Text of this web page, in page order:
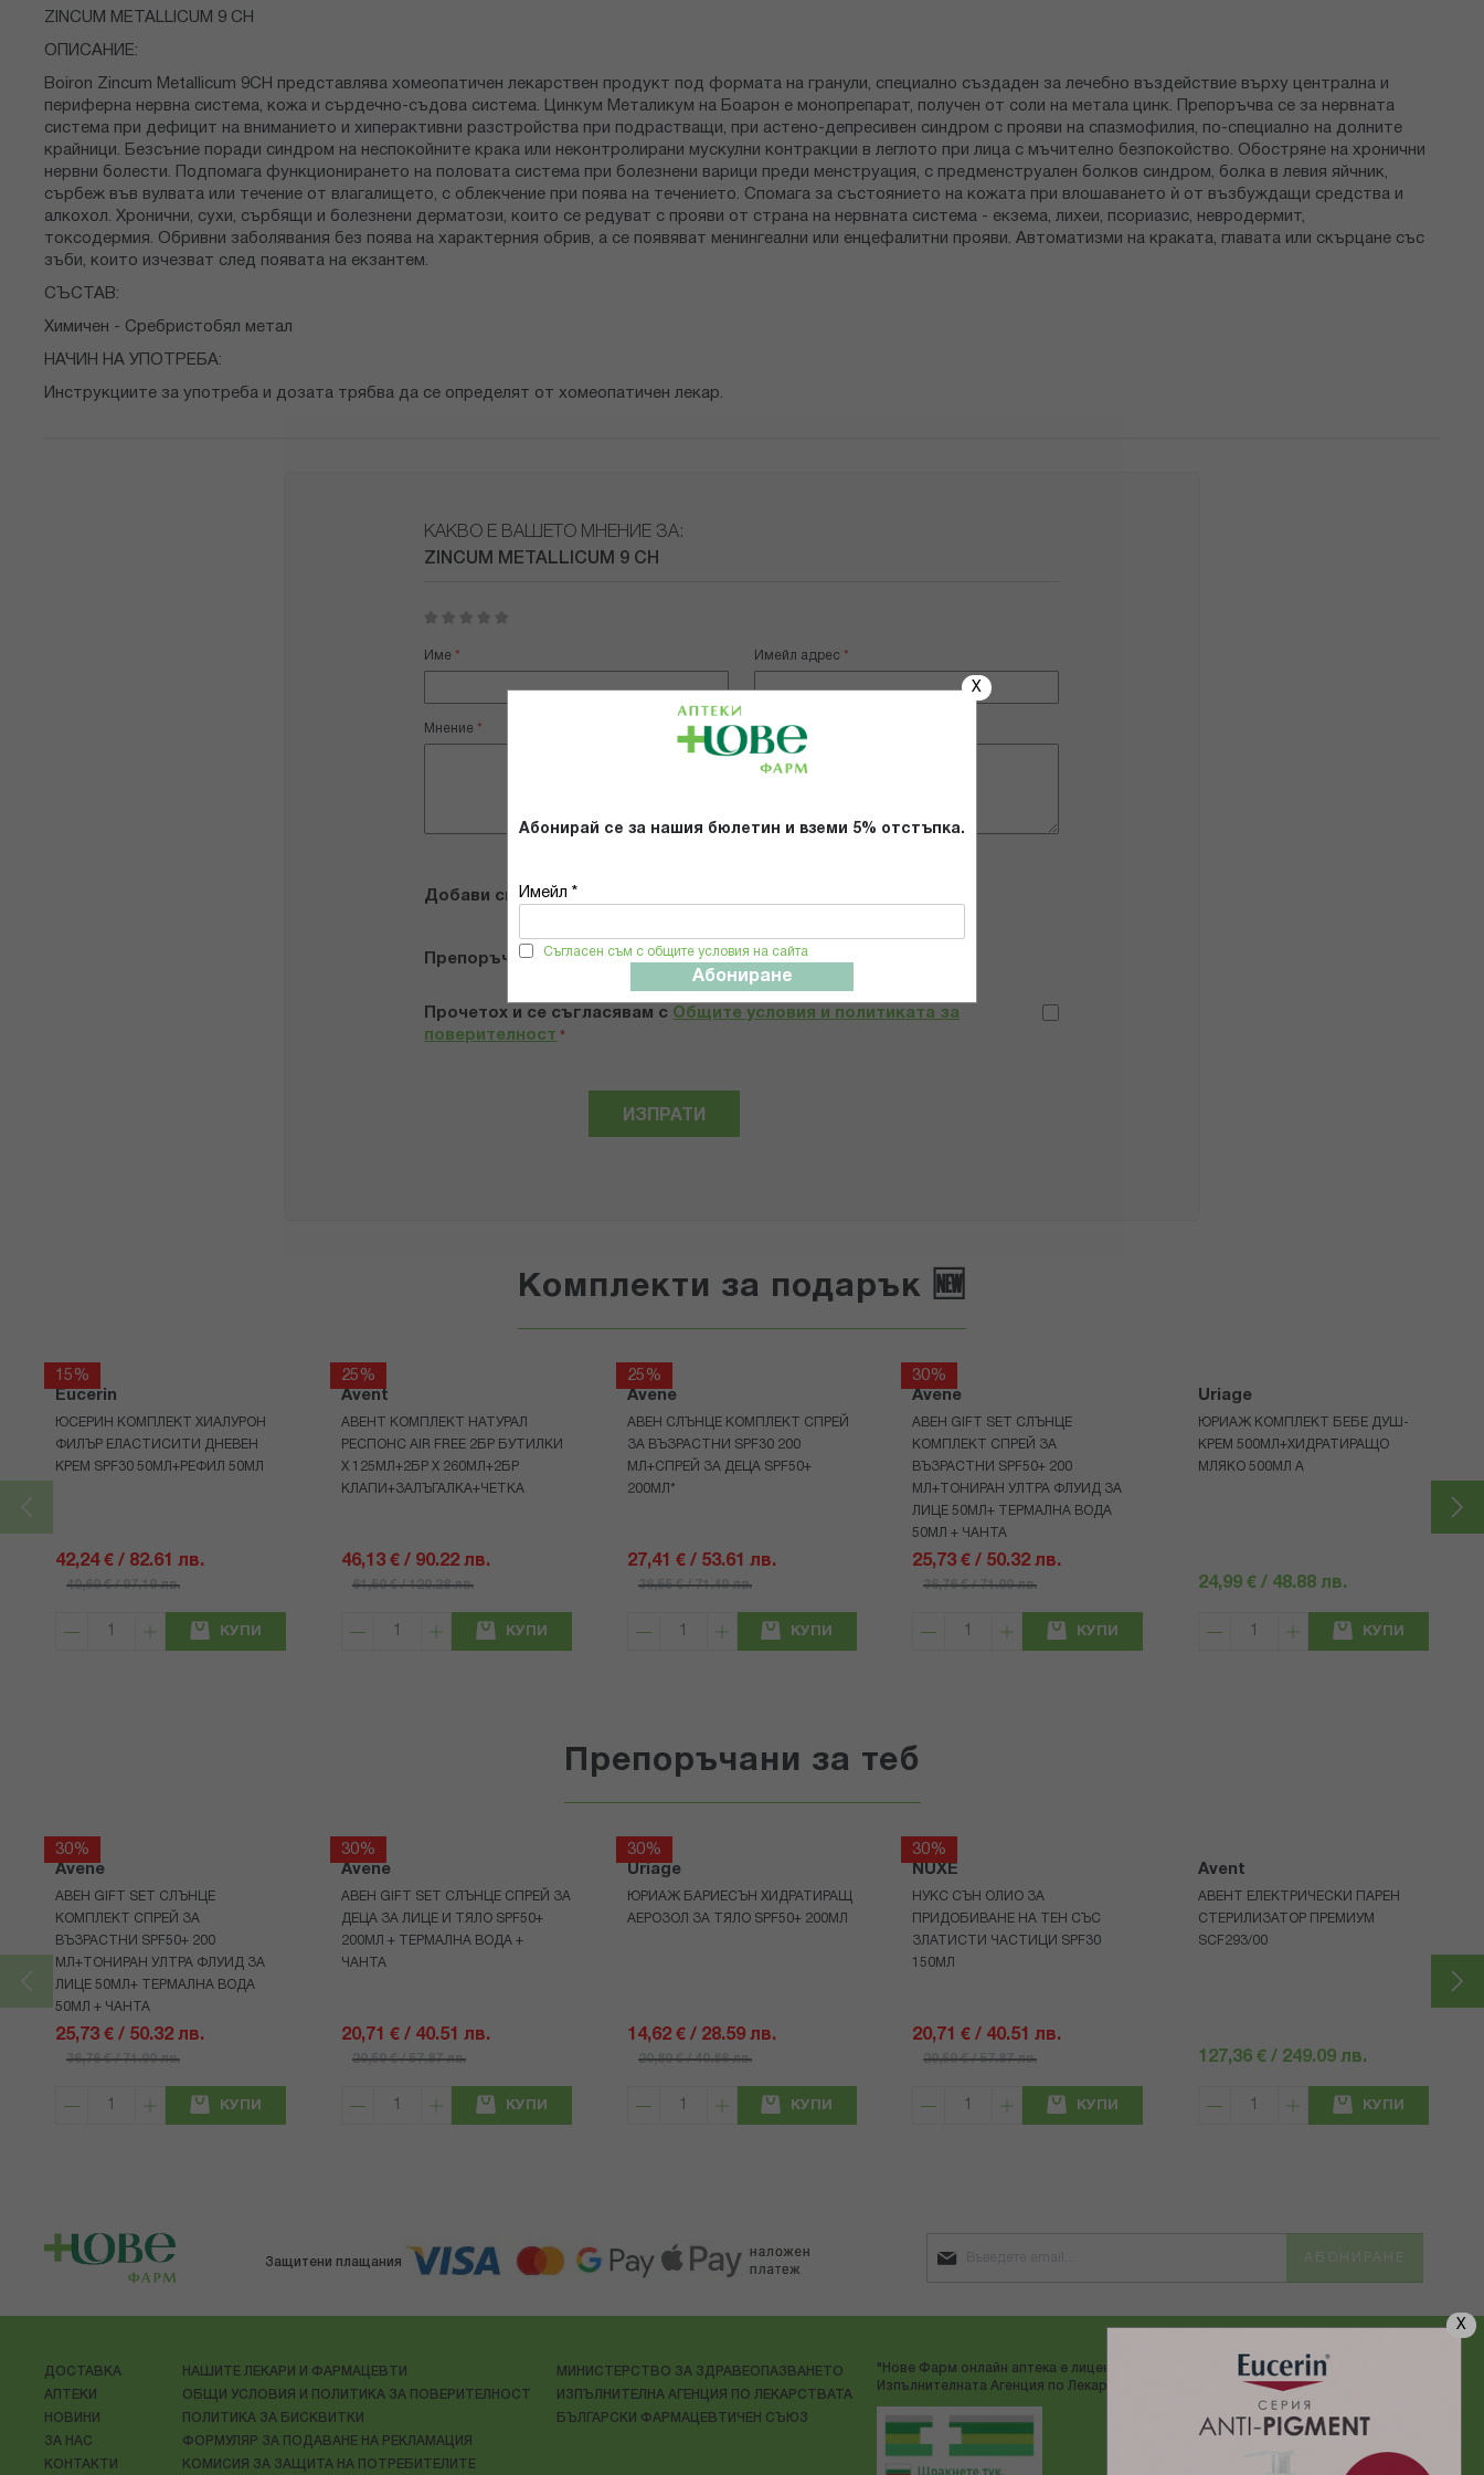
X
X
Абонирай се за нашия бюлетин и вземи 5% отстъпка.
Имейл *
Съгласен съм с общите условия на сайта
Абониране
ZINCUM METALLICUM 9 CH
ОПИСАНИЕ:
Bоiron Zincum Metallicum 9CH представлява хомеопатичен лекарствен продукт под формата на гранули, специално създаден за лечебно въздействие върху централна и
периферна нервна система, кожа и сърдечно-съдова система. Цинкум Металикум на Боарон е монопрепарат, получен от соли на метала цинк. Препоръчва се за нервната
система при дефицит на вниманието и хиперактивни разстройства при подрастващи, при астено-депресивен синдром с прояви на спазмофилия, по-специално на долните
крайници. Безсъние поради синдром на неспокойните крака или неконтролирани мускулни контракции в леглото при лица с мъчително безпокойство. Обостряне на хронични
нервни болести. Подпомага функционирането на половата система при болезнени варици преди менструация, с предменструален болков синдром, болка в левия яйчник,
сърбеж във вулвата или течение от влагалището, с облекчение при поява на течението. Спомага за състоянието на кожата при влошаването ѝ от възбуждащи средства и
алкохол. Хронични, сухи, сърбящи и болезнени дерматози, които се редуват с прояви от страна на нервната система - екзема, лихеи, псориазис, невродермит,
токсодермия. Обривни заболявания без поява на характерния обрив, а се появяват менингеални или енцефалитни прояви. Автоматизми на краката, главата или скърцане със
зъби, които изчезват след появата на екзантем.
СЪСТАВ:
Химичен - Сребристобял метал
НАЧИН НА УПОТРЕБА:
Инструкциите за употреба и дозата трябва да се определят от хомеопатичен лекар.
КАКВО Е ВАШЕТО МНЕНИЕ ЗА:
ZINCUM METALLICUM 9 CH
star
stars
stars
stars
stars
Име Имейл адрес
Мнение
Добави снимки
Препоръчвам продукта
Прочетох и се съгласявам с Общите условия и политиката за
поверителност *
ИЗПРАТИ
Комплекти за подарък 🆕
15%
Eucerin
ЮСЕРИН КОМПЛЕКТ ХИАЛУРОН
ФИЛЪР ЕЛАСТИСИТИ ДНЕВЕН
КРЕМ SPF30 50МЛ+РЕФИЛ 50МЛ
42,24 € / 82.61 лв.
49,69 € / 97.19 лв.
КУПИ
25%
Avent
АВЕНТ КОМПЛЕКТ НАТУРАЛ
РЕСПОНС AIR FREE 2БР БУТИЛКИ
Х 125МЛ+2БР Х 260МЛ+2БР
КЛАПИ+ЗАЛЪГАЛКА+ЧЕТКА
46,13 € / 90.22 лв.
61,50 € / 120.28 лв.
КУПИ
25%
Avene
АВЕН СЛЪНЦЕ КОМПЛЕКТ СПРЕЙ
ЗА ВЪЗРАСТНИ SPF30 200
МЛ+СПРЕЙ ЗА ДЕЦА SPF50+
200МЛ*
27,41 € / 53.61 лв.
36,55 € / 71.49 лв.
КУПИ
30%
Avene
АВЕН GIFT SET СЛЪНЦЕ
КОМПЛЕКТ СПРЕЙ ЗА
ВЪЗРАСТНИ SPF50+ 200
МЛ+ТОНИРАН УЛТРА ФЛУИД ЗА
ЛИЦЕ 50МЛ+ ТЕРМАЛНА ВОДА
50МЛ + ЧАНТА
25,73 € / 50.32 лв.
36,76 € / 71.90 лв.
КУПИ
Uriage
ЮРИАЖ КОМПЛЕКТ БЕБЕ ДУШ-
КРЕМ 500МЛ+ХИДРАТИРАЩО
МЛЯКО 500МЛ A
24,99 € / 48.88 лв.
КУПИ
Препоръчани за теб
30%
Avene
АВЕН GIFT SET СЛЪНЦЕ
КОМПЛЕКТ СПРЕЙ ЗА
ВЪЗРАСТНИ SPF50+ 200
МЛ+ТОНИРАН УЛТРА ФЛУИД ЗА
ЛИЦЕ 50МЛ+ ТЕРМАЛНА ВОДА
50МЛ + ЧАНТА
25,73 € / 50.32 лв.
36,76 € / 71.90 лв.
КУПИ
30%
Avene
АВЕН GIFT SET СЛЪНЦЕ СПРЕЙ ЗА
ДЕЦА ЗА ЛИЦЕ И ТЯЛО SPF50+
200МЛ + ТЕРМАЛНА ВОДА +
ЧАНТА
20,71 € / 40.51 лв.
29,59 € / 57.87 лв.
КУПИ
30%
Uriage
ЮРИАЖ БАРИЕСЪН ХИДРАТИРАЩ
АЕРОЗОЛ ЗА ТЯЛО SPF50+ 200МЛ
14,62 € / 28.59 лв.
20,89 € / 40.86 лв.
КУПИ
30%
NUXE
НУКС СЪН ОЛИО ЗА
ПРИДОБИВАНЕ НА ТЕН СЪС
ЗЛАТИСТИ ЧАСТИЦИ SPF30
150МЛ
20,71 € / 40.51 лв.
29,59 € / 57.87 лв.
КУПИ
Avent
АВЕНТ ЕЛЕКТРИЧЕСКИ ПАРЕН
СТЕРИЛИЗАТОР ПРЕМИУМ
SCF293/00
127,36 € / 249.09 лв.
КУПИ
Защитени плащания АБОНИРАНЕ
ДОСТАВКА
АПТЕКИ
НОВИНИ
ЗА НАС
КОНТАКТИ
НАШИТЕ ЛЕКАРИ И ФАРМАЦЕВТИ
ОБЩИ УСЛОВИЯ И ПОЛИТИКА ЗА ПОВЕРИТЕЛНОСТ
ПОЛИТИКА ЗА БИСКВИТКИ
ФОРМУЛЯР ЗА ПОДАВАНЕ НА РЕКЛАМАЦИЯ
КОМИСИЯ ЗА ЗАЩИТА НА ПОТРЕБИТЕЛИТЕ
МИНИСТЕРСТВО ЗА ЗДРАВЕОПАЗВАНЕТО
ИЗПЪЛНИТЕЛНА АГЕНЦИЯ ПО ЛЕКАРСТВАТА
БЪЛГАРСКИ ФАРМАЦЕВТИЧЕН СЪЮЗ
"Нове Фарм онлайн аптека е лицензирана от
Изпълнителната Агенция по Лекарствата"
ДОСТАВЯМЕ С: